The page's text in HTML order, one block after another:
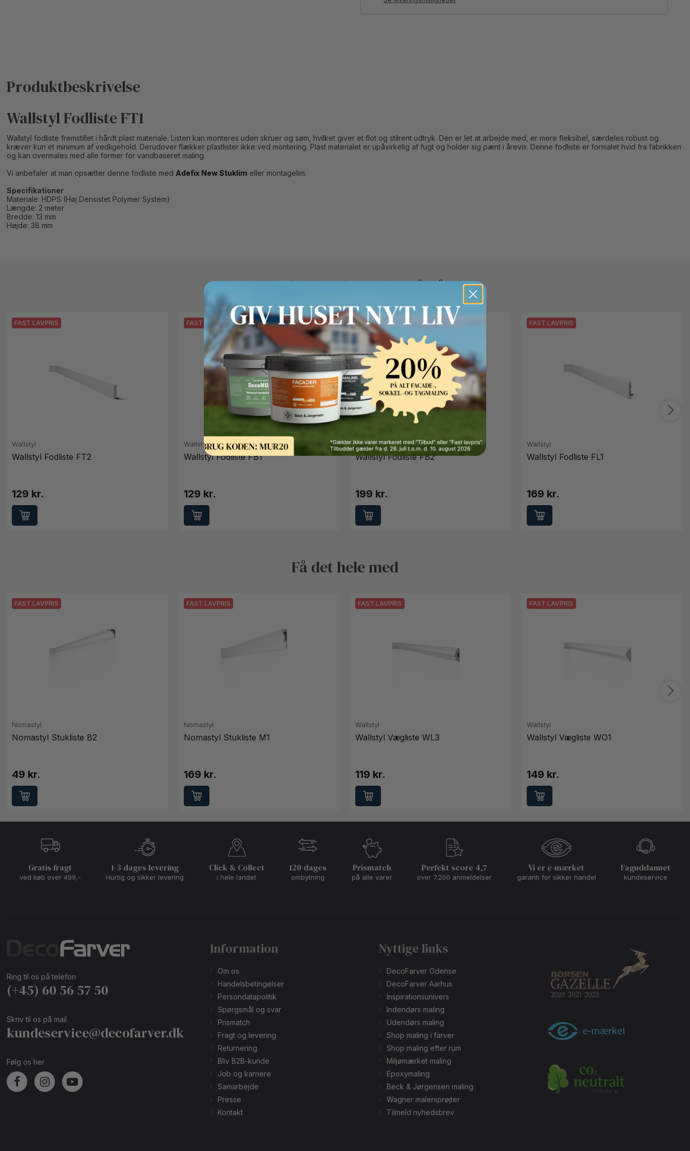
Wallstyl Fodliste FT1
Wallstyl fodliste fremstillet i hårdt plast materiale. Listen kan monteres uden skruer og søm, hvilket giver et flot og stilrent udtryk. Den er let at arbejde med, er mere fleksibel, særdeles robust og
kræver kun et minimum af vedligehold. Derudover flækker plastlister ikke ved montering. Plast materialet er upåvirkelig af fugt og holder sig pænt i årevis. Denne fodliste er formalet hvid fra fabrikken
og kan overmales med alle former for vandbaseret maling.
Vi anbefaler at man opsætter denne fodliste med Adefix New Stuklim eller montagelim.
Specifikationer
Materiale: HDPS (Høj Densistet Polymer System)
Længde: 2 meter
Bredde: 13 mm
Højde: 38 mm
Andre kunder kigger også på
FAST LAVPRIS
Wallstyl
Wallstyl Fodliste FT2
129 kr.
FAST LAVPRIS
Wallstyl
Wallstyl Fodliste FB1
129 kr.
FAST LAVPRIS
Wallstyl
Wallstyl Fodliste FB2
199 kr.
FAST LAVPRIS
Wallstyl
Wallstyl Fodliste FL1
169 kr.
Få det hele med
FAST LAVPRIS
Nomastyl
Nomastyl Stukliste B2
49 kr.
FAST LAVPRIS
Nomastyl
Nomastyl Stukliste M1
169 kr.
FAST LAVPRIS
Wallstyl
Wallstyl Vægliste WL3
119 kr.
FAST LAVPRIS
Wallstyl
Wallstyl Vægliste WO1
149 kr.
Gratis fragt
ved køb over 499,-
1-3 dages levering
Hurtig og sikker levering
Click & Collect
i hele landet
120 dages
ombytning
Prismatch
på alle varer
Perfekt score 4,7
over 7.200 anmeldelser
Vi er e-mærket
garanti for sikker handel
Faguddannet
kundeservice
Ring til os på telefon
(+45) 60 56 57 50
Skriv til os på mail
kundeservice@decofarver.dk
Følg os her
Information
Om os
Handelsbetingelser
Persondatapolitik
Spørgsmål og svar
Prismatch
Fragt og levering
Returnering
Bliv B2B-kunde
Job og karriere
Samarbejde
Presse
Kontakt
Nyttige links
DecoFarver Odense
DecoFarver Aarhus
Inspirationsunivers
Indendørs maling
Udendørs maling
Shop maling i farver
Shop maling efter rum
Miljømærket maling
Epoxymaling
Beck & Jørgensen maling
Wagner malersprøjter
Tilmeld nyhedsbrev